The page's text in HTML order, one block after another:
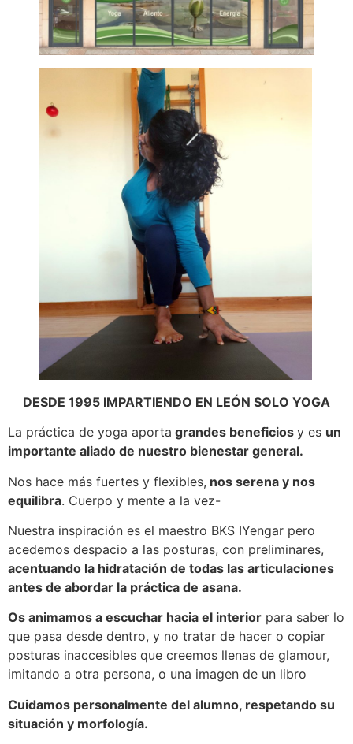
DESDE 1995 IMPARTIENDO EN LEÓN SOLO YOGA
La práctica de yoga aporta grandes beneficios y es un
importante aliado de nuestro bienestar general.
Nos hace más fuertes y flexibles, nos serena y nos
equilibra. Cuerpo y mente a la vez-
Nuestra inspiración es el maestro BKS IYengar pero
acedemos despacio a las posturas, con preliminares,
acentuando la hidratación de todas las articulaciones
antes de abordar la práctica de asana.
Os animamos a escuchar hacia el interior para saber lo
que pasa desde dentro, y no tratar de hacer o copiar
posturas inaccesibles que creemos llenas de glamour,
imitando a otra persona, o una imagen de un libro
Cuidamos personalmente del alumno, respetando su
situación y morfología.